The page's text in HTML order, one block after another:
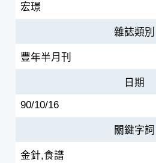
宏璟
雜誌類別
豐年半月刊
日期
90/10/16
關鍵字詞
金針,食譜